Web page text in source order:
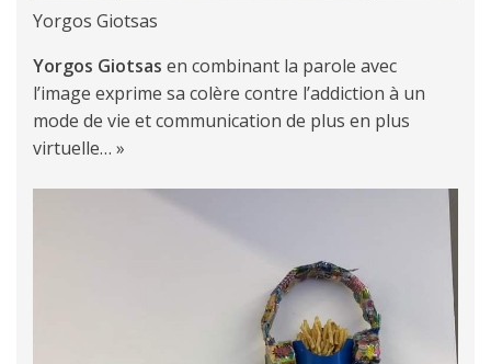
Yorgos Giotsas
Yorgos Giotsas en combinant la parole avec
l’image exprime sa colère contre l’addiction à un
mode de vie et communication de plus en plus
virtuelle… »